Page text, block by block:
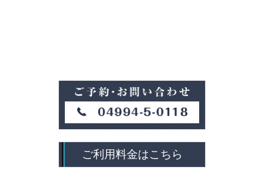
ご利用料金はこちら